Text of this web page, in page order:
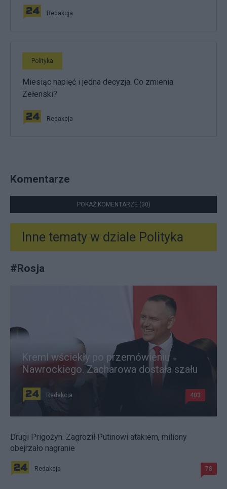
Redakcja
Polityka
Miesiąc napięć i jedna decyzja. Co zmienia
Zełenski?
Redakcja
Komentarze
POKAŻ KOMENTARZE (30)
Inne tematy w dziale Polityka
#Rosja
Kreml wściekły po przemówieniu
Nawrockiego. Zacharowa dostała szału
Redakcja 403
Drugi Prigożyn. Zagroził Putinowi atakiem, miliony
obejrzało nagranie
Redakcja 78